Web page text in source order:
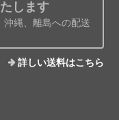
します
縄、離島への配送
詳しい送料はこちら